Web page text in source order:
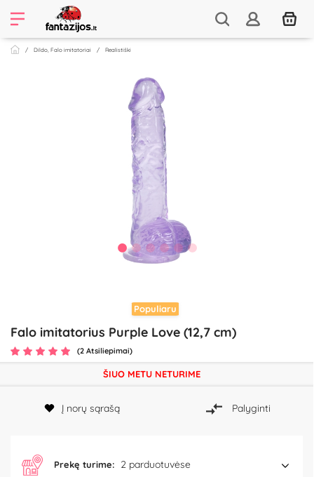
Dildo, Falo imitatoriai Realistiški
Populiaru
Falo imitatorius Purple Love (12,7 cm)
(2 Atsiliepimai)
ŠIUO METU NETURIME
Į norų sąrašą Palyginti
Prekę turime: 2 parduotuvėse